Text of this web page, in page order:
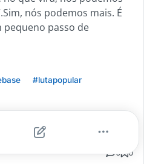
nós podemos mais. É
passo de
#lutapopular
0 0